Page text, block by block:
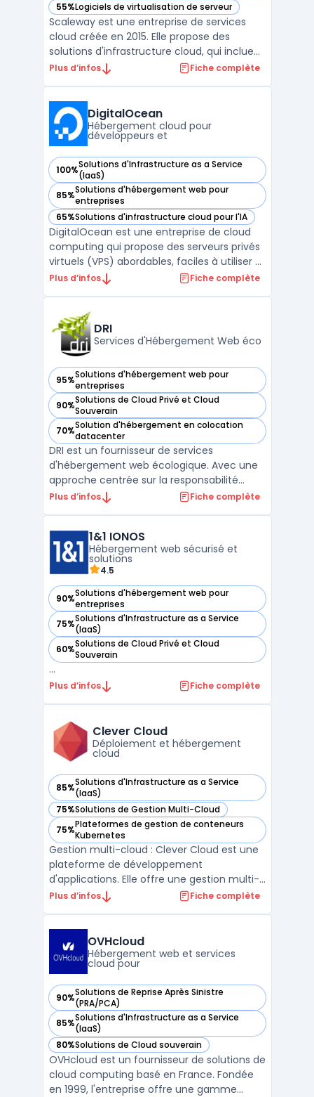
55%Logiciels de virtualisation de serveur
— voir Scaleway dans cette catégorie
Scaleway est une entreprise de services
cloud créée en 2015. Elle propose des
solutions d'infrastructure cloud, qui incluent
notamment des offres d'hébergement
offre d'instances Bare Metal, qui combine
les avantages de ...
Plus d’infos Fiche complète
DigitalOcean
Hébergement cloud pour
développeurs et
100%Solutions d'Infrastructure as a Service
(IaaS)
— voir DigitalOcean dans cette catégorie
85%Solutions d'hébergement web pour
entreprises
— voir DigitalOcean dans cette catégorie
65%Solutions d'infrastructure cloud pour l'IA
— voir DigitalOcean dans cette catégorie
DigitalOcean est une entreprise de cloud
computing qui propose des serveurs privés
virtuels (VPS) abordables, faciles à utiliser et
rapides. Avec plus de 12 ans d'expérience,
de données et des espaces de stockage. L
...
Plus d’infos Fiche complète
DRI
Services d'Hébergement Web éco
95%Solutions d'hébergement web pour
entreprises
— voir DRI dans cette catégorie
90%Solutions de Cloud Privé et Cloud
Souverain
— voir DRI dans cette catégorie
70%Solution d'hébergement en colocation
datacenter
— voir DRI dans cette catégorie
DRI est un fournisseur de services
d'hébergement web écologique. Avec une
approche centrée sur la responsabilité
environnementale, l'entreprise se
l'hébergement. DRI propose une gamme
variée de services, allant de l'hébergement
mutualisé ...
Plus d’infos Fiche complète
1&1 IONOS
Hébergement web sécurisé et
solutions
4.5
90%Solutions d'hébergement web pour
entreprises
— voir 1&1 IONOS dans cette catégorie
75%Solutions d'Infrastructure as a Service
(IaaS)
— voir 1&1 IONOS dans cette catégorie
60%Solutions de Cloud Privé et Cloud
Souverain
— voir 1&1 IONOS dans cette catégorie
...
Plus d’infos Fiche complète
Clever Cloud
Déploiement et hébergement
cloud
85%Solutions d'Infrastructure as a Service
(IaaS)
— voir Clever Cloud dans cette catégorie
75%Solutions de Gestion Multi-Cloud
— voir Clever Cloud dans cette catégorie
75%Plateformes de gestion de conteneurs
Kubernetes
— voir Clever Cloud dans cette catégorie
Gestion multi-cloud : Clever Cloud est une
plateforme de développement
d'applications. Elle offre une gestion multi-
cloud automatique pour les infrastructures
Clever Cloud, les développeurs peuvent
facilement déployer leurs ap ...
Plus d’infos Fiche complète
OVHcloud
Hébergement web et services
cloud pour
90%Solutions de Reprise Après Sinistre
(PRA/PCA)
— voir OVHcloud dans cette catégorie
85%Solutions d'Infrastructure as a Service
(IaaS)
— voir OVHcloud dans cette catégorie
80%Solutions de Cloud souverain
— voir OVHcloud dans cette catégorie
OVHcloud est un fournisseur de solutions de
cloud computing basé en France. Fondée
en 1999, l'entreprise offre une gamme